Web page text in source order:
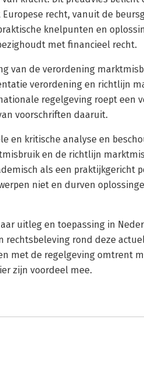
recht, vanuit de
knelpunten en
met financieel recht.
van de verordening
verordening en richtlijn
regelgeving roept een
voorschriften daaruit.
en kritische analyse en
en de richtlijn
als een praktijkgericht
niet en durven
uitleg en toepassing in
rechtsbeleving rond deze
met de regelgeving omtrent
zijn voordeel mee.